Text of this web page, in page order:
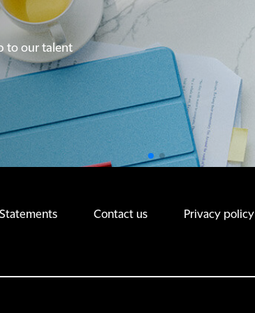
to our talent
to our talent
Contact us Privacy policy